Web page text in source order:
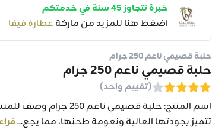
خبرة تتجاوز 45 سنة في خدمتكم
اضغط هنا للمزيد من ماركةعطارة فيفا
حلبة قصيمي ناعم 250 جرام
حلبة قصيمي ناعم 250 جرام
(تقييم واحد)
تتميز بجودتها العالية ونعومة طحنها، مما يجع...